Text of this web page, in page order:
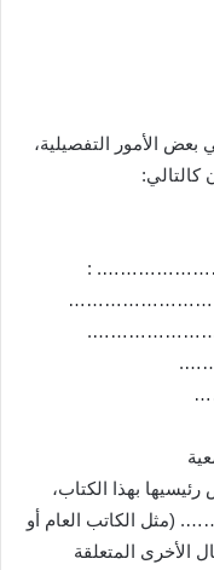
الأمور التفصيلية،
كالتالي:
:
بهذا الكتاب،
(مثل الكاتب العام أو
الأخرى المتعلقة